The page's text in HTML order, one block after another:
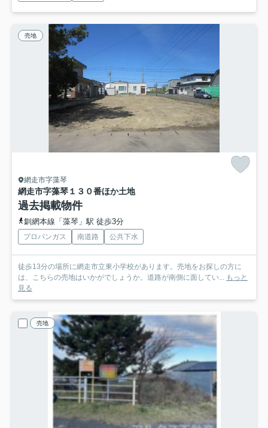
売地
網走市字藻琴
網走市字藻琴１３０番ほか土地
過去掲載物件
釧網本線「藻琴」駅 徒歩3分
プロパンガス 南道路 公共下水
徒歩13分の場所に網走市立東小学校があります。売地をお探しの方に
は、こちらの売地はいかがでしょうか。道路が南側に面してい... もっと
見る
売地